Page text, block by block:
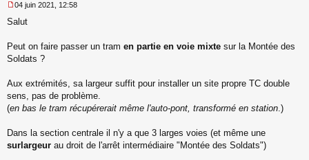
e
s
a
g
n
o
n
04 juin 2021, 12:58
Salut
Peut on faire passer un tram en partie en voie mixte sur la Montée des
Soldats ?
Aux extrémités, sa largeur suffit pour installer un site propre TC double
sens, pas de problème.
(en bas le tram récupérerait même l'auto-pont, transformé en station.)
Dans la section centrale il n'y a que 3 larges voies (et même une
surlargeur au droit de l'arrêt intermédiaire "Montée des Soldats")